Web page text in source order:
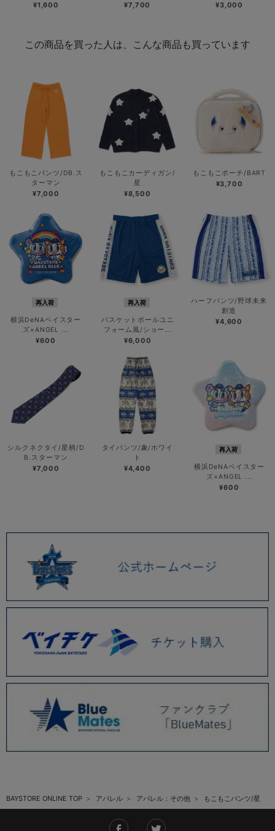
¥1,600 ¥7,700 ¥3,000
この商品を買った人は、こんな商品も買っています
もこもこパンツ/DB.ス
ターマン
¥7,000
もこもこカーディガン/
星
¥8,500
もこもこポーチ/BART
¥3,700
再入荷
横浜DeNAベイスター
ズ×ANGEL ...
¥600
再入荷
バスケットボールユニ
フォーム風/ショー...
¥6,000
ハーフパンツ/野球未来
創造
¥4,600
シルクネクタイ/星柄/D
B.スターマン
¥7,000
タイパンツ/象/ホワイ
ト
¥4,400
再入荷
横浜DeNAベイスター
ズ×ANGEL ...
¥600
BAYSTORE ONLINE TOP アパレル アパレル：その他 もこもこパンツ/星